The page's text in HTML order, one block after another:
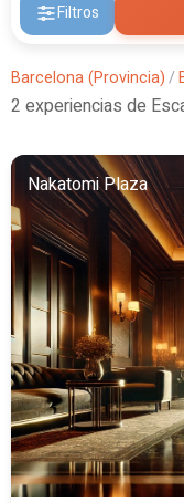
Filtros
Barcelona (Provincia)/
2 experiencias de
Nakatomi Plaza